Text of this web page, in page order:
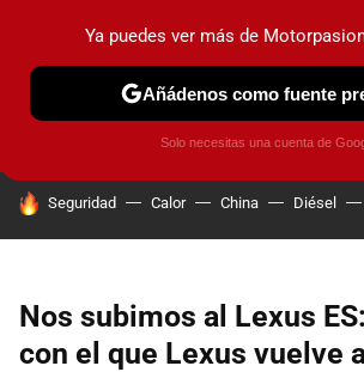
PRUEBAS COCHES ELÉCTRICOS
HOY SE HABLA DE
Seguridad Calor China Diésel
Nos subimos al Lexus
con el que Lexus vuelve
Ya puedes ver más de
Añádenos como fuente
Solo necesitas una cuenta de